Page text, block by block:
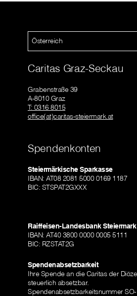
Österreich
Caritas Graz-Seckau
Grabenstraße 39
A-8010 Graz
T: 0316 8015
office(at)caritas-steiermark.at
Spendenkonten
Steiermärkische Sparkasse
IBAN: AT08 2081 5000 0169 1187
BIC: STSPAT2GXXX
Raiffeisen-Landesbank Steiermark
IBAN: AT40 3800 0000 0005 5111
BIC: RZSTAT2G
Spendenabsetzbarkeit
Ihre Spende an die Caritas der
steuerlich absetzbar.
Spendenabsetzbarkeitsnummer